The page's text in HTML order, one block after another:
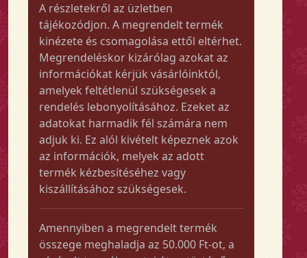
A részletekről az üzletben
tájékozódjon. A megrendelt termék
kinézete és csomagolása ettől eltérhet.
Megrendeléskor kizárólag azokat az
információkat kérjük vásárlóinktól,
amelyek feltétlenül szükségesek a
rendelés lebonyolításához. Ezeket az
adatokat harmadik fél számára nem
adjuk ki. Ez alól kivételt képeznek azok
az információk, melyek az adott
termék kézbesítéséhez vagy
kiszállításához szükségesek.
Amennyiben a megrendelt termék
összege meghaladja az 50.000 Ft-ot, a